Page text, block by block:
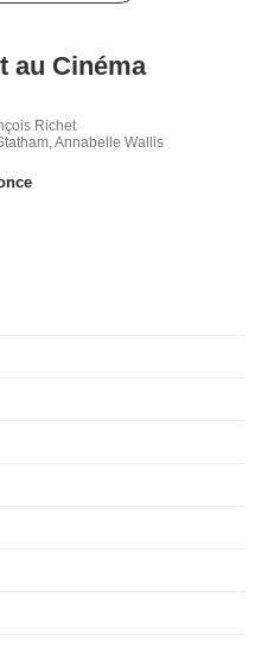
au Cinéma
Richet
Annabelle Wallis